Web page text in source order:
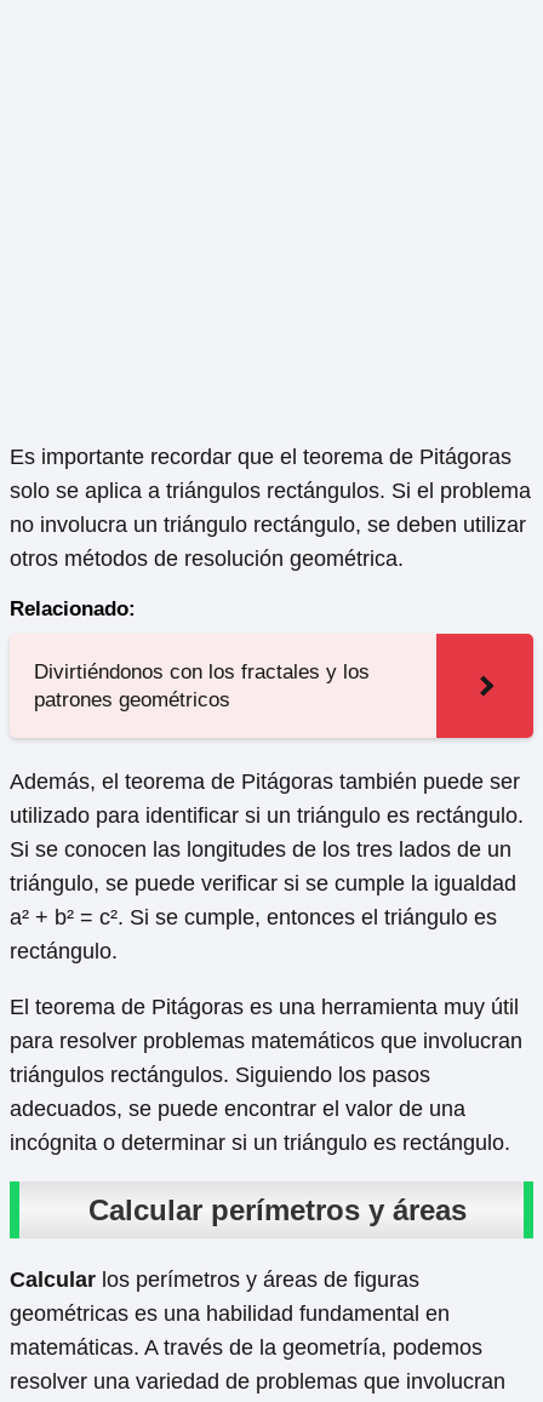
Es importante recordar que el teorema de Pitágoras
solo se aplica a triángulos rectángulos. Si el problema
no involucra un triángulo rectángulo, se deben utilizar
otros métodos de resolución geométrica.
Relacionado:
Divirtiéndonos con los fractales y los
patrones geométricos
Además, el teorema de Pitágoras también puede ser
utilizado para identificar si un triángulo es rectángulo.
Si se conocen las longitudes de los tres lados de un
triángulo, se puede verificar si se cumple la igualdad
a² + b² = c². Si se cumple, entonces el triángulo es
rectángulo.
El teorema de Pitágoras es una herramienta muy útil
para resolver problemas matemáticos que involucran
triángulos rectángulos. Siguiendo los pasos
adecuados, se puede encontrar el valor de una
incógnita o determinar si un triángulo es rectángulo.
Calcular perímetros y áreas
Calcular los perímetros y áreas de figuras
geométricas es una habilidad fundamental en
matemáticas. A través de la geometría, podemos
resolver una variedad de problemas que involucran